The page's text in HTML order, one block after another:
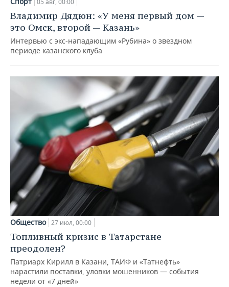
05 авг, 00:00
Владимир Дядюн: «У меня первый дом —
это Омск, второй — Казань»
Интервью с экс-нападающим «Рубина» о звездном
периоде казанского клуба
Общество 27 июл, 00:00
Топливный кризис в Татарстане
преодолен?
Патриарх Кирилл в Казани, ТАИФ и «Татнефть»
нарастили поставки, уловки мошенников — события
недели от «7 дней»